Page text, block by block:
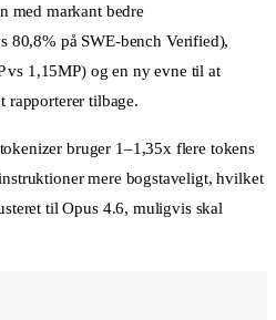
med markant bedre
80,8% på SWE-bench Verified),
vs 1,15MP) og en ny evne til at
rapporterer tilbage.
bruger 1–1,35x flere tokens
mere bogstaveligt, hvilket
til Opus 4.6, muligvis skal